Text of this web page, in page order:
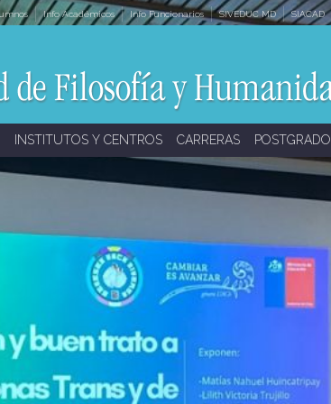
Info Académicos Info Funcionarios SIVEDUC MD SIACAD
INSTITUTOS Y CENTROS CARRERAS POSTGRADO